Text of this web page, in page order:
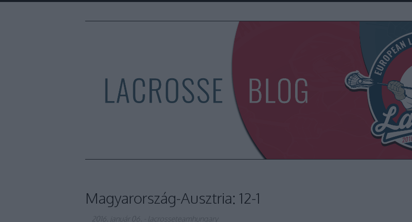
Magyarország-Ausztria: 12-1
2016. január 06. lacrosseteamhungary